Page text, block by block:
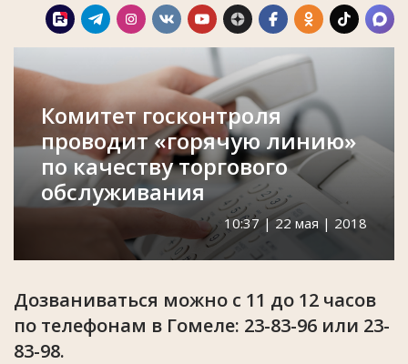
Комитет госконтроля
проводит «горячую линию»
по качеству торгового
обслуживания
10:37 | 22 мая | 2018
Дозваниваться можно с 11 до 12 часов
по телефонам в Гомеле: 23-83-96 или 23-
83-98.